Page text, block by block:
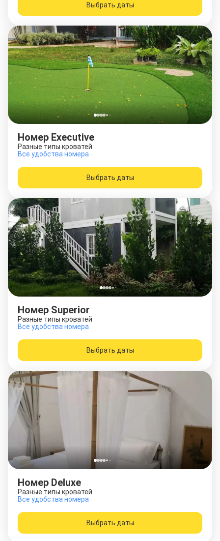
Выбрать даты
Номер Executive
Разные типы кроватей
Все удобства номера
Выбрать даты
Номер Superior
Разные типы кроватей
Все удобства номера
Выбрать даты
Номер Deluxe
Разные типы кроватей
Все удобства номера
Выбрать даты